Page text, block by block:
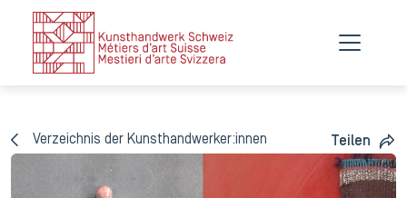
Verzeichnis der Kunsthandwerker:innen Teilen